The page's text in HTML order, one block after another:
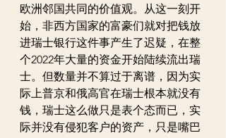
欧洲邻国共同的价值观。从这一刻开
始，非西方国家的富豪们就对把钱放
进瑞士银行这件事产生了迟疑，在整
个2022年大量的资金开始陆续流出瑞
士。但数量并不算过于离谱，因为实
际上普京和俄高官在瑞士根本就没有
钱，瑞士这么做只是表个态而已，实
际并没有侵犯客户的资产，只是嘴巴